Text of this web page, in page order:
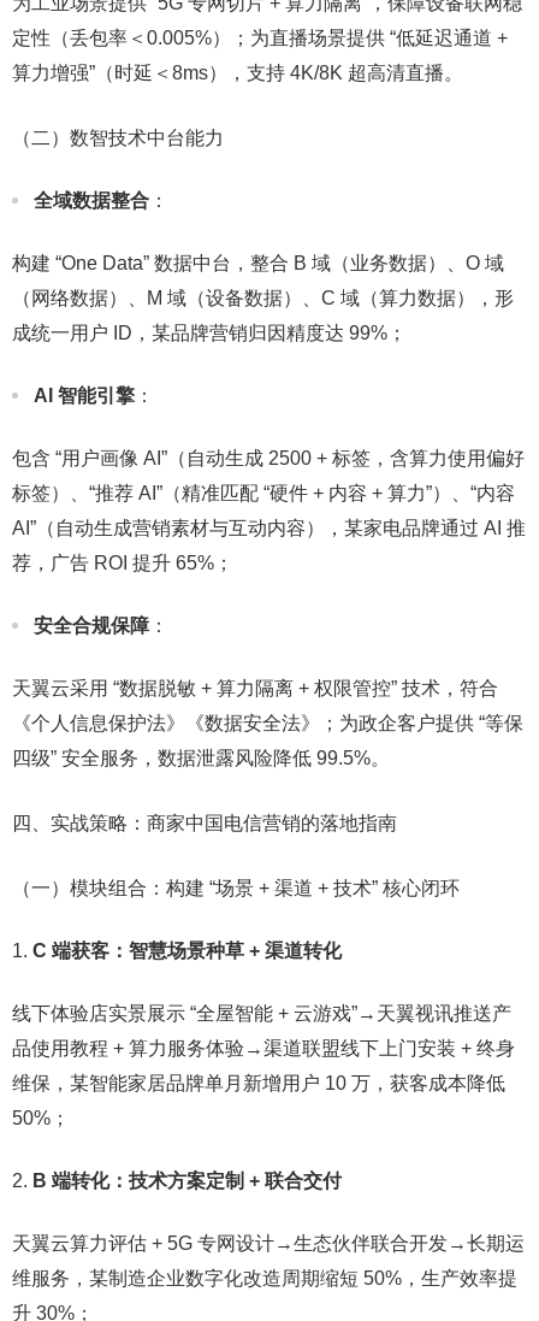
定性（丢包率＜0.005%）；为直播场景提供 “低延迟通道 +
算力增强”（时延＜8ms），支持 4K/8K 超高清直播。​
（二）数智技术中台能力​
全域数据整合 ：​
构建 “One Data” 数据中台，整合 B 域（业务数据）、O 域
（网络数据）、M 域（设备数据）、C 域（算力数据），形
成统一用户 ID，某品牌营销归因精度达 99%；​
AI 智能引擎 ：​
包含 “用户画像 AI”（自动生成 2500 + 标签，含算力使用偏好
标签）、“推荐 AI”（精准匹配 “硬件 + 内容 + 算力”）、“内容
AI”（自动生成营销素材与互动内容），某家电品牌通过 AI 推
荐，广告 ROI 提升 65%；​
安全合规保障 ：​
天翼云采用 “数据脱敏 + 算力隔离 + 权限管控” 技术，符合
《个人信息保护法》《数据安全法》；为政企客户提供 “等保
四级” 安全服务，数据泄露风险降低 99.5%。​
四、实战策略：商家中国电信营销的落地指南​
（一）模块组合：构建 “场景 + 渠道 + 技术” 核心闭环​
C 端获客：智慧场景种草 + 渠道转化
线下体验店实景展示 “全屋智能 + 云游戏”→天翼视讯推送产
品使用教程 + 算力服务体验→渠道联盟线下上门安装 + 终身
维保，某智能家居品牌单月新增用户 10 万，获客成本降低
50%；​
B 端转化：技术方案定制 + 联合交付
天翼云算力评估 + 5G 专网设计→生态伙伴联合开发→长期运
维服务，某制造企业数字化改造周期缩短 50%，生产效率提
升 30%；​